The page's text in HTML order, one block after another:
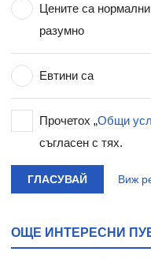
Цените са
разумно
Евтини са
Прочетох „Общи
съгласен с тях.
ГЛАСУВАЙ Виж
ОЩЕ ИНТЕРЕСНИ